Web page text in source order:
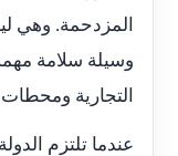
المزدحمة. وهي
وسيلة سلامة
التجارية ومحطات
عندما تلتزم